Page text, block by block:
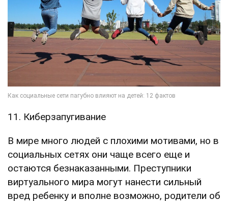
11. Киберзапугивание
В мире много людей с плохими мотивами, но в
социальных сетях они чаще всего еще и
остаются безнаказанными. Преступники
виртуального мира могут нанести сильный
вред ребенку и вполне возможно, родители об